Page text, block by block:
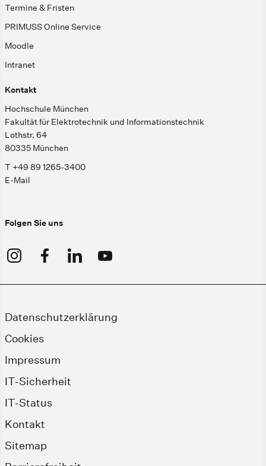
Termine & Fristen
PRIMUSS Online Service
Moodle
Intranet
Kontakt
Hochschule München
Fakultät für Elektrotechnik und Informationstechnik
Lothstr. 64
80335 München
T +49 89 1265-3400
E-Mail
Folgen Sie uns
Datenschutzerklärung
Cookies
Impressum
IT-Sicherheit
IT-Status
Kontakt
Sitemap